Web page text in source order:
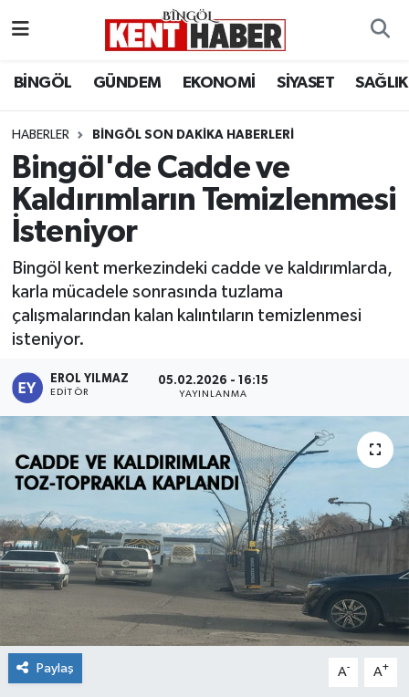
BİNGÖL GÜNDEM EKONOMİ SİYASET SAĞLIK
HABERLER BINGÖL SON DAKIKA HABERLERI
Bingöl'de Cadde ve
Kaldırımların Temizlenmesi
İsteniyor
Bingöl kent merkezindeki cadde ve kaldırımlarda,
karla mücadele sonrasında tuzlama
çalışmalarından kalan kalıntıların temizlenmesi
isteniyor.
EROL YILMAZ
EDITÖR
05.02.2026 - 16:15
YAYINLANMA
Paylaş A- A+
BİLİM-TEKNOLOJİ
DÜNYA
EĞİTİM
GENÇ
GÜNDEM
KARLIOVA
MERKEZ
RESMİ İLANLAR
SAĞLIK
SİYASET
SOLHAN
Bingöl Hava Durumu
Bingöl Namaz Vakitleri
Bingöl Trafik Yoğunluk Haritası
Tüm Manşetler
Son Dakika Haberleri
Haber Arşivi